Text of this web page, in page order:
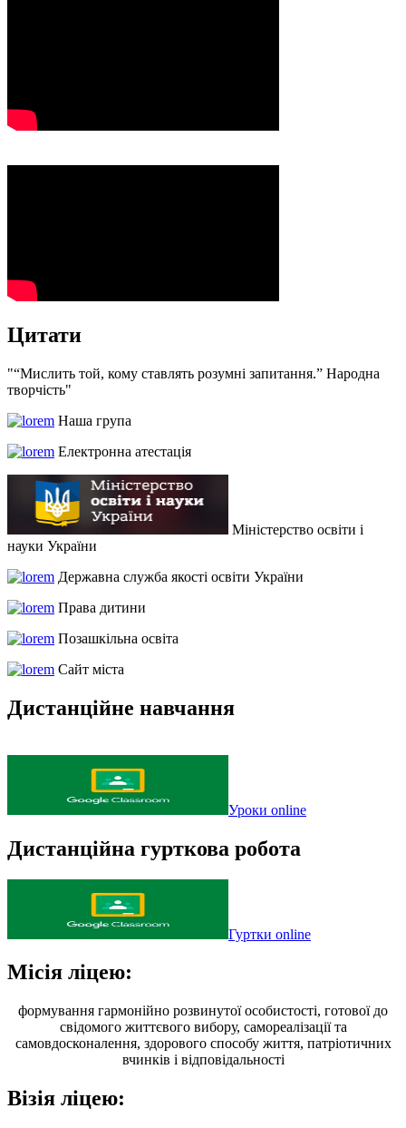
Цитати
"“Мислить той, кому ставлять розумні запитання.” Народна
творчість"
Наша група
Електронна атестація
Міністерство освіти і
науки України
Державна служба якості освіти України
Права дитини
Позашкільна освіта
Сайт міста
Дистанційне навчання
Уроки online
Дистанційна гурткова робота
Гуртки online
Місія ліцею:
формування гармонійно розвинутої особистості, готової до
свідомого життєвого вибору, самореалізації та
самовдосконалення, здорового способу життя, патріотичних
вчинків і відповідальності
Візія ліцею: